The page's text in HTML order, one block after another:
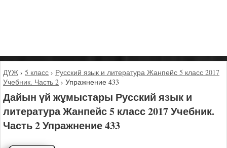
ДҮЖ › 5 класс › Русский язык и литература Жанпейс 5 класс 2017
Учебник. Часть 2 › Упражнение 433
Дайын үй жұмыстары Русский язык и
литература Жанпейс 5 класс 2017 Учебник.
Часть 2 Упражнение 433